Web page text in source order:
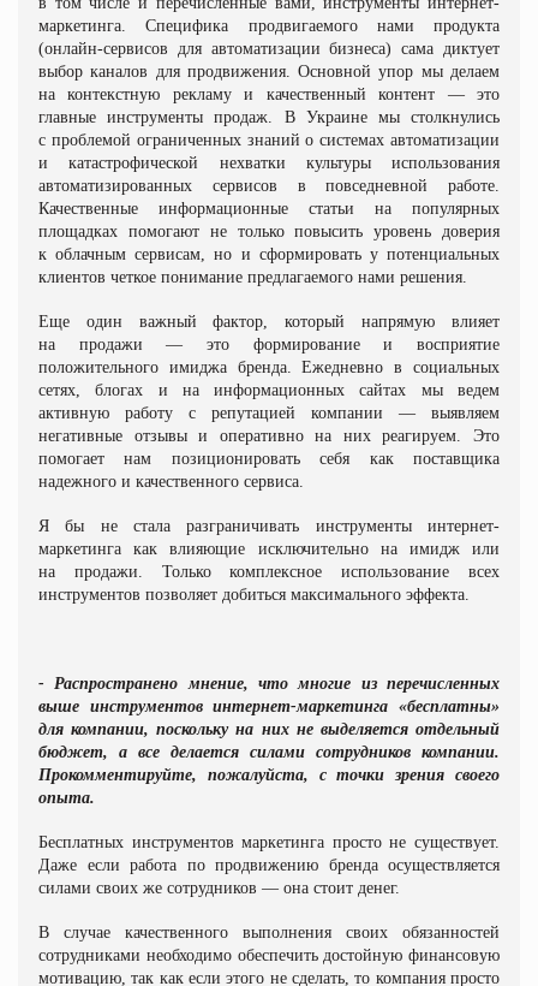
маркетинга. Специфика продвигаемого нами продукта
(онлайн-сервисов для автоматизации бизнеса) сама диктует
выбор каналов для продвижения. Основной упор мы делаем
на контекстную рекламу и качественный контент — это
главные инструменты продаж. В Украине мы столкнулись
с проблемой ограниченных знаний о системах автоматизации
и катастрофической нехватки культуры использования
автоматизированных сервисов в повседневной работе.
Качественные информационные статьи на популярных
площадках помогают не только повысить уровень доверия
к облачным сервисам, но и сформировать у потенциальных
клиентов четкое понимание предлагаемого нами решения.
Еще один важный фактор, который напрямую влияет
на продажи — это формирование и восприятие
положительного имиджа бренда. Ежедневно в социальных
сетях, блогах и на информационных сайтах мы ведем
активную работу с репутацией компании — выявляем
негативные отзывы и оперативно на них реагируем. Это
помогает нам позиционировать себя как поставщика
надежного и качественного сервиса.
Я бы не стала разграничивать инструменты интернет-
маркетинга как влияющие исключительно на имидж или
на продажи. Только комплексное использование всех
инструментов позволяет добиться максимального эффекта.
- Распространено мнение, что многие из перечисленных
выше инструментов интернет-маркетинга «бесплатны»
для компании, поскольку на них не выделяется отдельный
бюджет, а все делается силами сотрудников компании.
Прокомментируйте, пожалуйста, с точки зрения своего
опыта.
Бесплатных инструментов маркетинга просто не существует.
Даже если работа по продвижению бренда осуществляется
силами своих же сотрудников — она стоит денег.
В случае качественного выполнения своих обязанностей
сотрудниками необходимо обеспечить достойную финансовую
мотивацию, так как если этого не сделать, то компания просто